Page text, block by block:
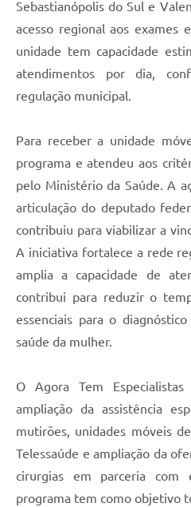
Sebastianópolis do Sul e
acesso regional aos exames
unidade tem capacidade
atendimentos por dia,
regulação municipal.
Para receber a unidade
programa e atendeu aos
pelo Ministério da Saúde. A
articulação do deputado
contribuiu para viabilizar a
A iniciativa fortalece a rede
amplia a capacidade de
contribui para reduzir o
essenciais para o
saúde da mulher.
O Agora Tem
ampliação da assistência
mutirões, unidades móveis
Telessaúde e ampliação da
cirurgias em parceria com
programa tem como objetivo